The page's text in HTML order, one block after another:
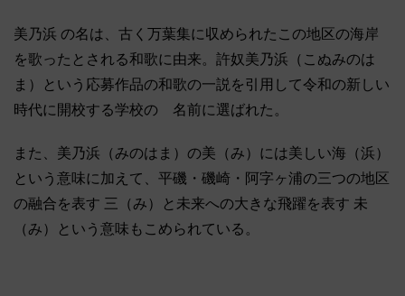
美乃浜 の名は、古く万葉集に収められたこの地区の海岸
を歌ったとされる和歌に由来。許奴美乃浜（こぬみのは
ま）という応募作品の和歌の一説を引用して令和の新しい
時代に開校する学校の 名前に選ばれた。
また、美乃浜（みのはま）の美（み）には美しい海（浜）
という意味に加えて、平磯・磯崎・阿字ヶ浦の三つの地区
の融合を表す 三（み）と未来への大きな飛躍を表す 未
（み）という意味もこめられている。